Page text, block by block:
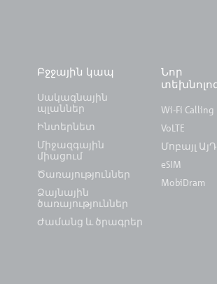
Բջջային կապ
Սակագնային
պլաններ
Ինտերնետ
Միջազգային
միացում
Ծառայություններ
Ձայնային
ծառայություններ
Ժամանց և ծրագրեր
Նոր
Wi-Fi Calling
VoLTE
Մոբայլ
eSIM
MobiDram